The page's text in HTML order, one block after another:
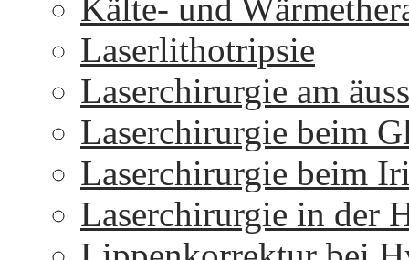
Kälte- und
Laserlithotripsie
Laserchirurgie am
Laserchirurgie beim
Laserchirurgie beim
Laserchirurgie in der